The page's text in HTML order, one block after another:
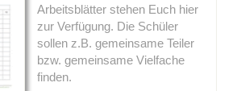
Arbeitsblätter stehen Euch hier
zur Verfügung. Die Schüler
sollen z.B. gemeinsame Teiler
bzw. gemeinsame Vielfache
finden.